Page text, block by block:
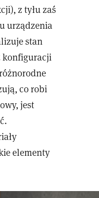
z tyłu zaś
urządzenia
stan
konfiguracji
co robi
jest
elementy